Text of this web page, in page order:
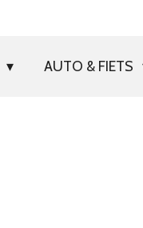
AUTO & FIETS